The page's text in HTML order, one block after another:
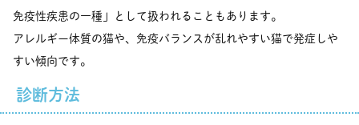
免疫性疾患の一種」として扱われることもあります。
アレルギー体質の猫や、免疫バランスが乱れやすい猫で発症しや
すい傾向です。
診断方法